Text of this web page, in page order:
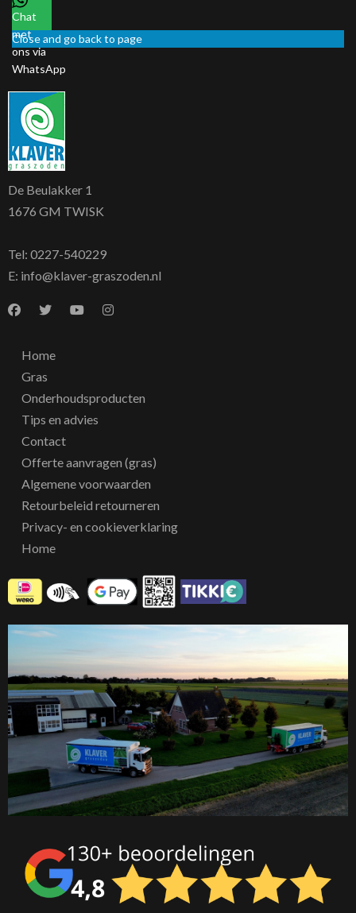
Chat
met
ons via
WhatsApp
Close and go back to page
De Beulakker 1
1676 GM TWISK
Tel: 0227-540229
E: info@klaver-graszoden.nl
Home
Gras
Onderhoudsproducten
Tips en advies
Contact
Offerte aanvragen (gras)
Algemene voorwaarden
Retourbeleid retourneren
Privacy- en cookieverklaring
Home